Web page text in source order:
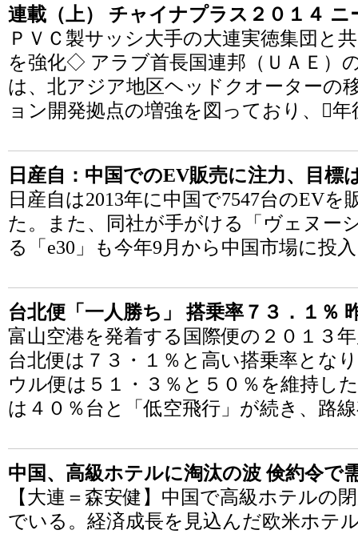
連載（上） チャイナプラス２０１４ ニ
ＰＶＣ製サッシ大手の大連実徳集団と
を強化◇ アラブ首長国連邦（ＵＡＥ）
は、北アジア地区ヘッドクオーターの
ョン開発拠点の増強を図っており、
日産自：中国でのEV販売に注力、目標
日産自は2013年に中国で7547台のEVを
た。また、同社が手がける「ヴェヌー
る「e30」も今年9月から中国市場に投
台北便「一人勝ち」 搭乗率７３．１％
富山空港を発着する国際便の２０１３
台北便は７３・１％と高い搭乗率とな
ウル便は５１・３％と５０％を維持し
は４０％台と「低空飛行」が続き、路
中国、高級ホテルに淘汰の波 倹約令で
【大連＝森安健】中国で高級ホテルの
でいる。経済成長を見込んだ欧米ホテ